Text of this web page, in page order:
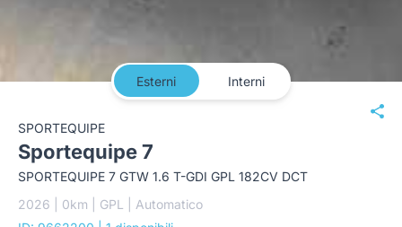
Esterni Interni
SPORTEQUIPE
Sportequipe 7
SPORTEQUIPE 7 GTW 1.6 T-GDI GPL 182CV DCT
2026 | 0km | GPL | Automatico